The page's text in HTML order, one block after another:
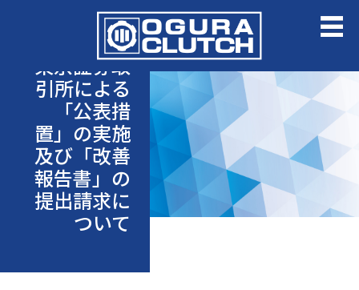
東京証券取
引所による
「公表措
置」の実施
及び「改善
報告書」の
提出請求に
ついて